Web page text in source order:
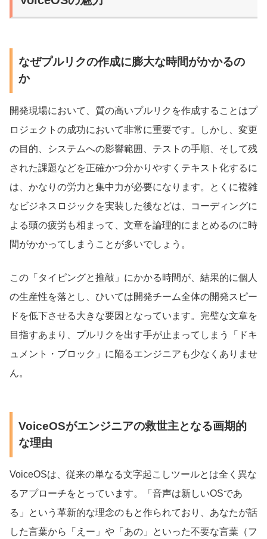
なぜプルリクの作成に膨大な時間がかかるの
か
開発現場において、質の高いプルリクを作成することはプ
ロジェクトの成功において非常に重要です。しかし、変更
の目的、システムへの影響範囲、テストの手順、そして残
された課題などを正確かつ分かりやすくテキスト化するに
は、かなりの労力と集中力が必要になります。とくに複雑
なビジネスロジックを実装した後などは、コーディングに
よる頭の疲労も相まって、文章を論理的にまとめるのに時
間がかかってしまうことが多いでしょう。
この「タイピングと推敲」にかかる時間が、結果的に個人
の生産性を落とし、ひいては開発チーム全体の開発スピー
ドを低下させる大きな要因となっています。完璧な文章を
目指すあまり、プルリクを出す手が止まってしまう「ドキ
ュメント・ブロック」に陥るエンジニアも少なくありませ
ん。
VoiceOSがエンジニアの救世主となる画期的
な理由
VoiceOSは、従来の単なる文字起こしツールとは全く異な
るアプローチをとっています。「音声は新しいOSであ
る」という革新的な理念のもと作られており、あなたが話
した言葉から「えー」や「あの」といった不要な言葉（フ